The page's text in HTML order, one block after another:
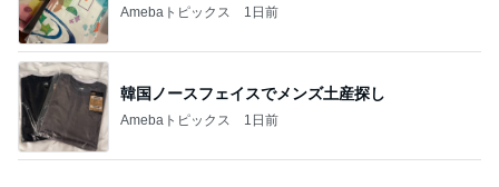
Amebaトピックス 1日前
懐かしい卵の味が濃いメロンパン
Amebaトピックス 18時間前